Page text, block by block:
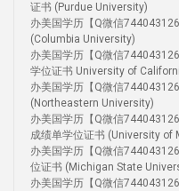
证书 (Purdue University)
办美国学历【Q微信
(Columbia University)
办美国学历【Q微信
学位证书 University of
办美国学历【Q微信
(Northeastern University)
办美国学历【Q微信
成绩单学位证书 (University of
办美国学历【Q微信
位证书 (Michigan State
办美国学历【Q微信